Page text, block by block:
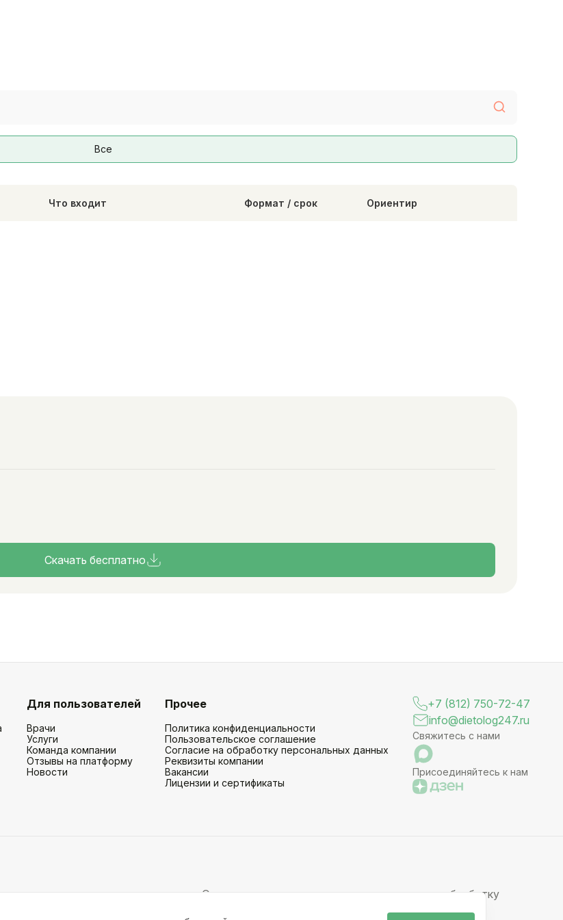
Все
Что входит Формат / срок Ориентир
Скачать бесплатно
Для пользователей
Врачи
Услуги
Команда компании
Отзывы на платформу
Новости
Прочее
Политика конфиденциальности
Пользовательское соглашение
Согласие на обработку персональных данных
Реквизиты компании
Вакансии
Лицензии и сертификаты
+7 (812) 750-72-47
info@dietolog247.ru
Свяжитесь с нами
Присоединяйтесь к нам
на основании партнерских услуг. Отправляя заявку вы даете свое согласие на обработку
с ресурса, клонирование графических элементов запрещено без письменного